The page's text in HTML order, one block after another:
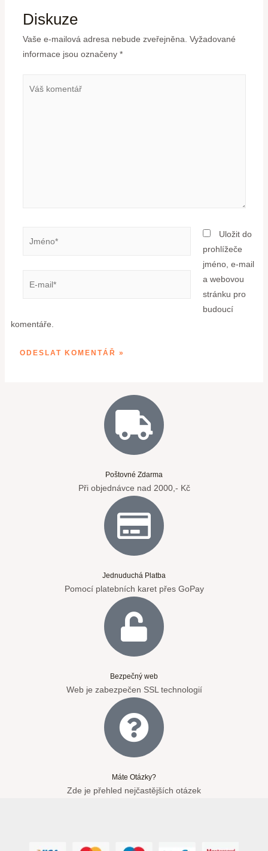
Diskuze
Vaše e-mailová adresa nebude zveřejněna. Vyžadované
informace jsou označeny *
Uložit do
prohlížeče
jméno, e-mail
a webovou
stránku pro
budoucí
komentáře.
Poštovné Zdarma
Při objednávce nad 2000,- Kč
Jednuduchá Platba
Pomocí platebních karet přes GoPay
Bezpečný web
Web je zabezpečen SSL technologií
Máte Otázky?
Zde je přehled nejčastějších otázek